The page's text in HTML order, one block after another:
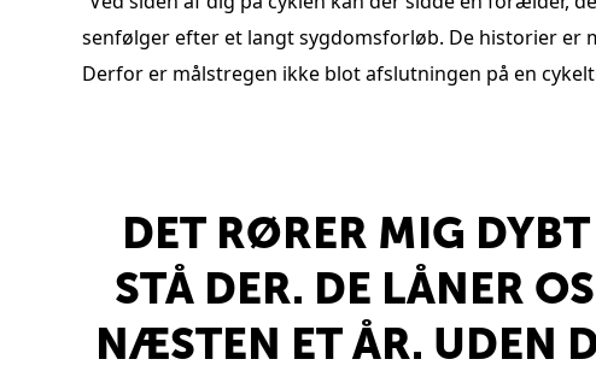
senfølger efter et langt sygdomsforløb. De historier er
Derfor er målstregen ikke blot afslutningen på en
DET RØRER MIG
STÅ DER. DE LÅNER
NÆSTEN ET ÅR. UDEN